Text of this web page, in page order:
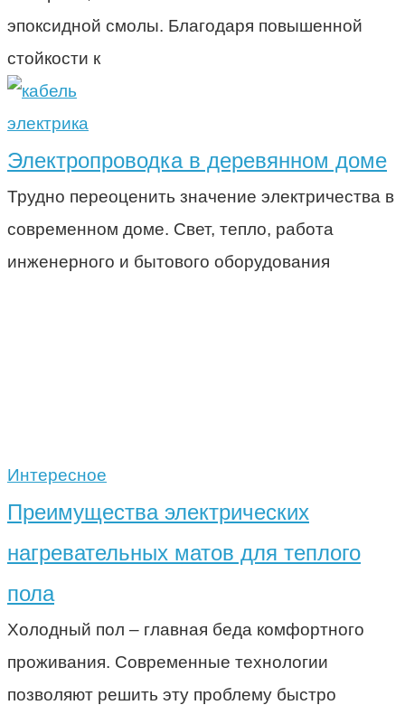
эпоксидной смолы. Благодаря повышенной
стойкости к
электрика
Электропроводка в деревянном доме
Трудно переоценить значение электричества в
современном доме. Свет, тепло, работа
инженерного и бытового оборудования
Интересное
Преимущества электрических
нагревательных матов для теплого
пола
Холодный пол – главная беда комфортного
проживания. Современные технологии
позволяют решить эту проблему быстро